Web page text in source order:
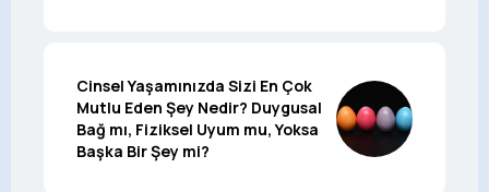
Cinsel Yaşamınızda Sizi En Çok
Mutlu Eden Şey Nedir? Duygusal
Bağ mı, Fiziksel Uyum mu, Yoksa
Başka Bir Şey mi?